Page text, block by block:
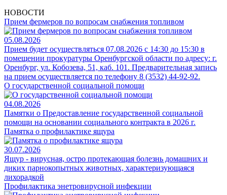
НОВОСТИ
Прием фермеров по вопросам снабжения топливом
05.08.2026
Прием будет осуществляться 07.08.2026 с 14:30 до 15:30 в
помещении прокуратуры Оренбургской области по адресу: г.
Оренбург, ул. Кобозева, 51, каб. 101. Предварительная запись
на прием осуществляется по телефону 8 (3532) 44-92-92.
О государственной социальной помощи
04.08.2026
Памятки о Предоставление государственной социальной
помощи на основании социального контракта в 2026 г.
Памятка о профилактике ящура
30.07.2026
Ящур - вирусная, остро протекающая болезнь домашних и
диких парнокопытных животных, характеризующаяся
лихорадкой
Профилактика энетровирусной инфекции